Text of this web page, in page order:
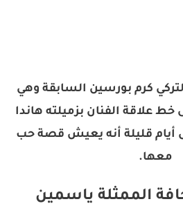
كرم بورسين السابقة وهي
خط علاقة الفنان بزميلته هاندا
أيام قليلة أنه يعيش قصة حب
معها.
الممثلة ياسمين